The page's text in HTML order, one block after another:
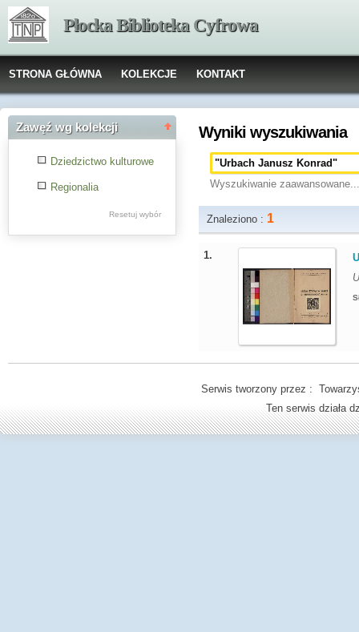
Płocka Biblioteka Cyfrowa
STRONA GŁÓWNA KOLEKCJE KONTAKT
Zawęź wg kolekcji
Dziedzictwo kulturowe
Regionalia
Resetuj wybór
Wyniki wyszukiwania
Wyszukiwanie zaawansowane...
Znaleziono : 1
1.
Serwis tworzony przez :
Ten serwis działa